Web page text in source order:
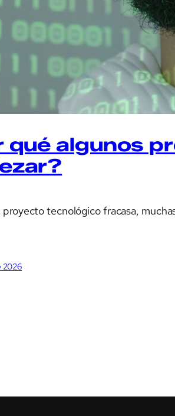
qué algunos
proyecto tecnológico fracasa,
2026